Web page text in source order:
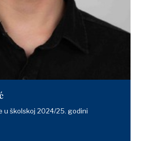
u školskoj 2024/25. godini